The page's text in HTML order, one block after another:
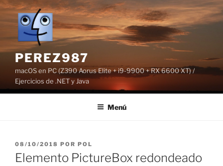
Saltar
contenido
PEREZ987
macOS en PC (Z390 Aorus Elite + i9-9900 + RX 6600 XT) /
Ejercicios de .NET y Java
Menú
PUBLICADO
EL
08/10/2018 POR POL
Elemento PictureBox redondeado